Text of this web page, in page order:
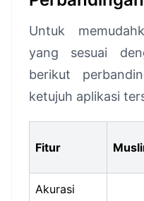
Untuk
yang sesuai
berikut
ketujuh aplikasi
Fitur
Akurasi